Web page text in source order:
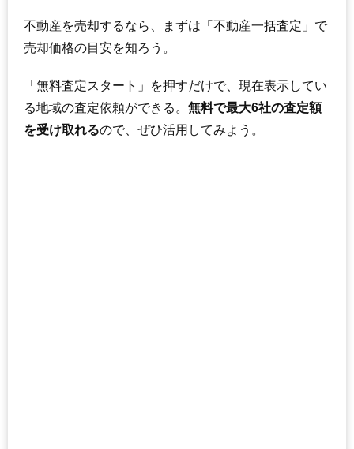
不動産を売却するなら、まずは「不動産一括査定」で
売却価格の目安を知ろう。
「無料査定スタート」を押すだけで、現在表示してい
る地域の査定依頼ができる。 無料で最大6社の査定額
を受け取れるので、ぜひ活用してみよう。